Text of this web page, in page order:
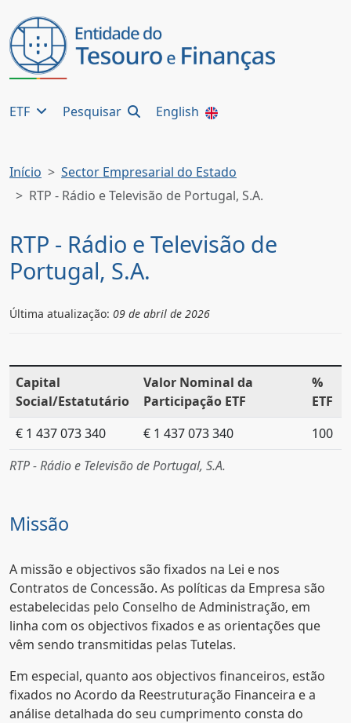
ETF Pesquisar English
Início
Sector Empresarial do Estado
RTP - Rádio e Televisão de Portugal, S.A.
RTP - Rádio e Televisão de
Portugal, S.A.
Última atualização: 09 de abril de 2026
RTP - Rádio e Televisão de Portugal, S.A.
Capital
Social/Estatutário
Valor Nominal da
Participação ETF
%
ETF
€ 1 437 073 340
€ 1 437 073 340 100
Missão
A missão e objectivos são fixados na Lei e nos
Contratos de Concessão. As políticas da Empresa são
estabelecidas pelo Conselho de Administração, em
linha com os objectivos fixados e as orientações que
vêm sendo transmitidas pelas Tutelas.
Em especial, quanto aos objectivos financeiros, estão
fixados no Acordo da Reestruturação Financeira e a
análise detalhada do seu cumprimento consta do